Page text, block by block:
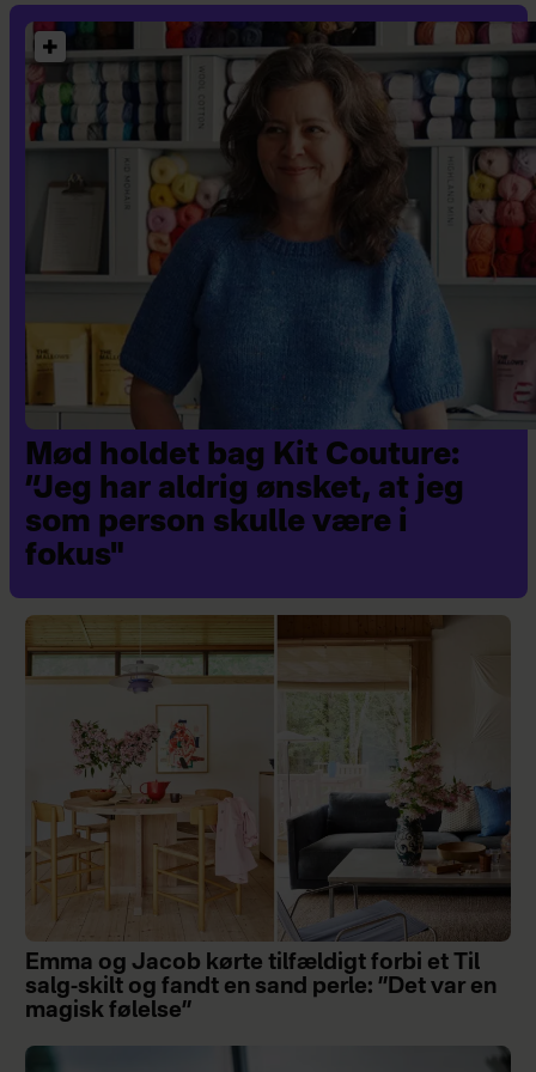
Mød holdet bag Kit Couture:
”Jeg har aldrig ønsket, at jeg
som person skulle være i
fokus"
Emma og Jacob kørte tilfældigt forbi et Til
salg-skilt og fandt en sand perle: ”Det var en
magisk følelse”